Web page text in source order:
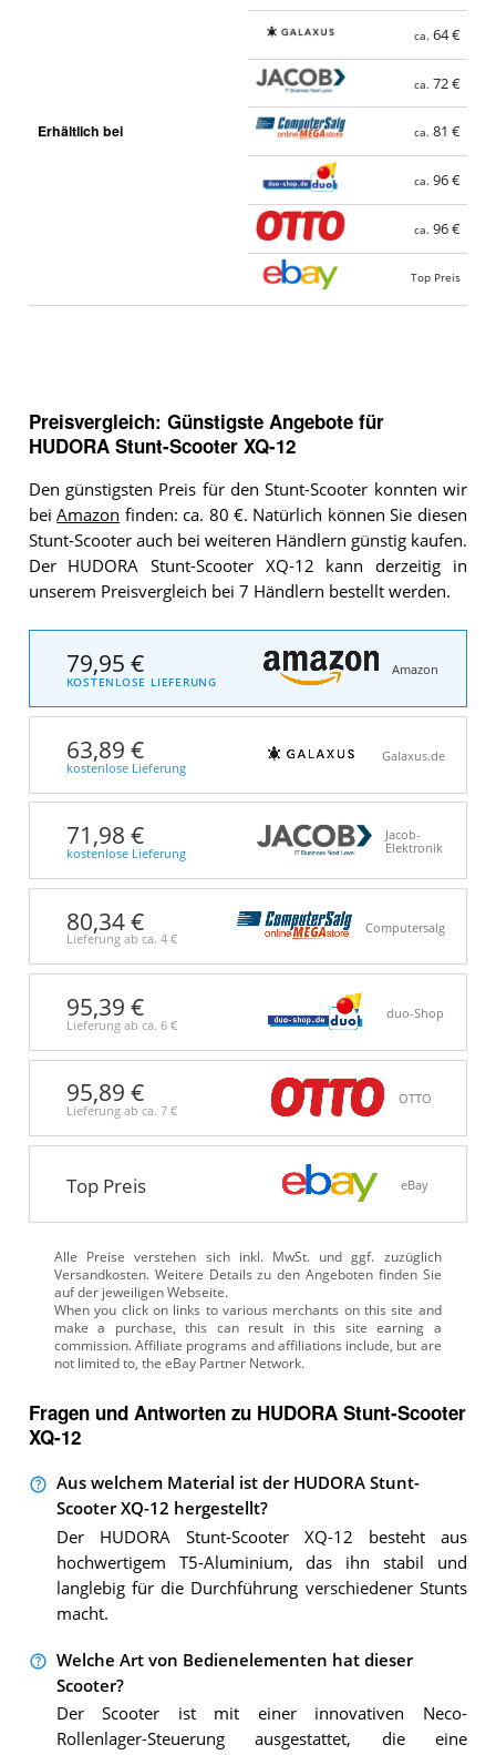
Erhältlich bei
ca. 64 €
ca. 72 €
ca. 81 €
ca. 96 €
ca. 96 €
Top Preis
Preisvergleich: Günstigste Angebote für
HUDORA Stunt-Scooter XQ-12
Den günstigsten Preis für den Stunt-Scooter konnten wir
beiAmazon finden: ca. 80 €. Natürlich können Sie diesen
Stunt-Scooter auch bei weiteren Händlern günstig kaufen.
Der HUDORA Stunt-Scooter XQ-12 kann derzeitig in
unserem Preisvergleich bei 7 Händlern bestellt werden.
79,95 €
KOSTENLOSE LIEFERUNG
Amazon
63,89 €
kostenlose Lieferung
Galaxus.de
71,98 €
kostenlose Lieferung
Jacob-
Elektronik
80,34 €
Lieferung ab ca. 4 €
Computersalg
95,39 €
Lieferung ab ca. 6 €
duo-Shop
95,89 €
Lieferung ab ca. 7 €
OTTO
Top Preis eBay
Alle Preise verstehen sich inkl. MwSt. und ggf. zuzüglich
Versandkosten. Weitere Details zu den Angeboten finden Sie
auf der jeweiligen Webseite.
Fragen und Antworten zu HUDORA Stunt-Scooter
XQ-12
Aus welchem Material ist der HUDORA Stunt-
Scooter XQ-12 hergestellt?
Der HUDORA Stunt-Scooter XQ-12 besteht aus
hochwertigem T5-Aluminium, das ihn stabil und
langlebig für die Durchführung verschiedener Stunts
macht.
Welche Art von Bedienelementen hat dieser
Scooter?
Der Scooter ist mit einer innovativen Neco-
Rollenlager-Steuerung ausgestattet, die eine